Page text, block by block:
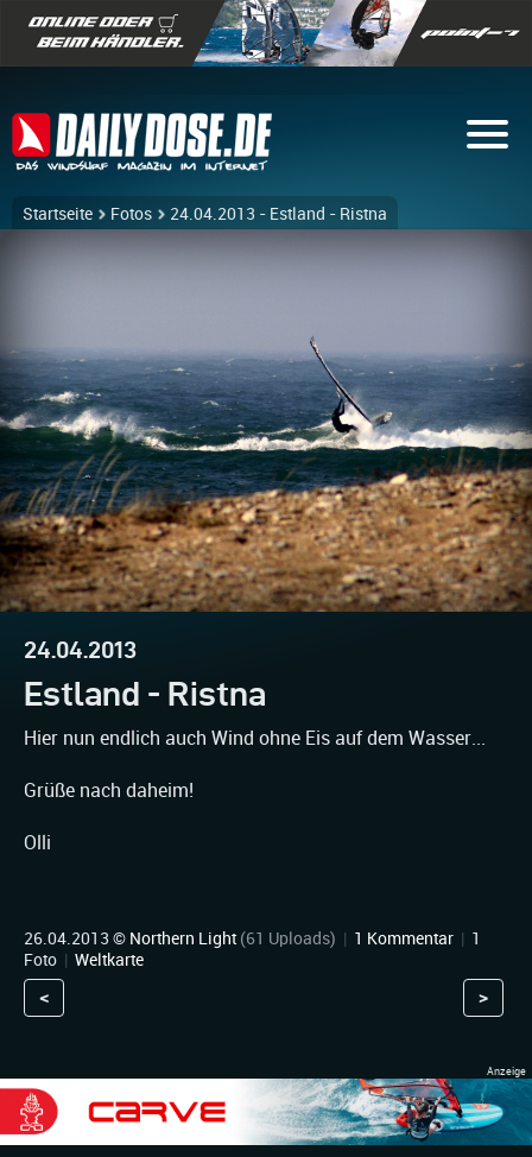
Startseite Fotos 24.04.2013 - Estland - Ristna
24.04.2013
Estland - Ristna
Hier nun endlich auch Wind ohne Eis auf dem Wasser...
Grüße nach daheim!
Olli
26.04.2013 © Northern Light (61 Uploads) | 1 Kommentar | 1
Foto | Weltkarte
< >